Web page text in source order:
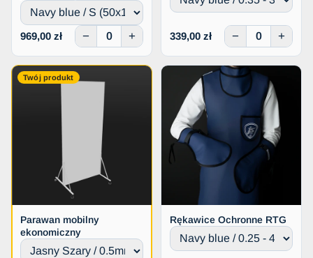
969,00 zł − + 339,00 zł − +
Twój produkt
Parawan mobilny
ekonomiczny
Rękawice Ochronne RTG